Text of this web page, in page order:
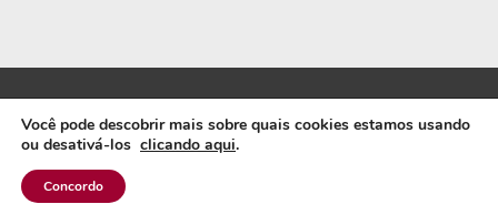
Capital Editora |
Você pode descobrir mais sobre quais cookies estamos usando
ou desativá-los clicando aqui.
Concordo